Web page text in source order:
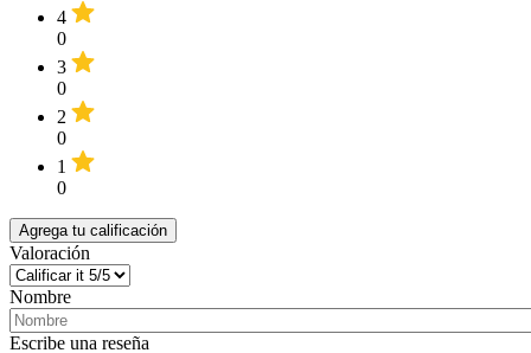
4
0
3
0
2
0
1
0
Agrega tu calificación
Valoración
Nombre
Escribe una reseña